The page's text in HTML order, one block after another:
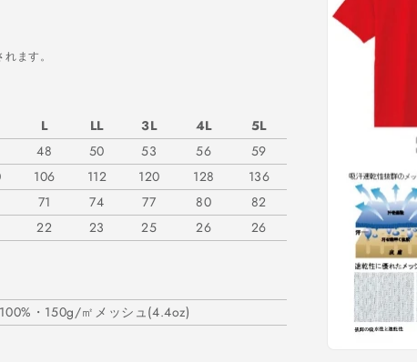
ます。
L LL 3L 4L
5L
48 50 53 56
59
106 112 120 128
136
71 74 77 80
82
22 23 25 26 26
・150g/㎡メッシュ(4.4oz)